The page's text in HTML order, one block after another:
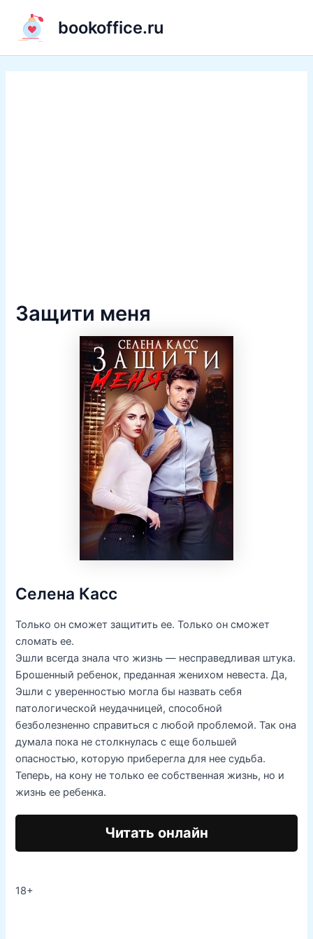
содержимому
bookoffice.ru
Защити меня
Селена Касс
Только он сможет защитить ее. Только он сможет
сломать ее.
Эшли всегда знала что жизнь — несправедливая штука.
Брошенный ребенок, преданная женихом невеста. Да,
Эшли с уверенностью могла бы назвать себя
патологической неудачницей, способной
безболезненно справиться с любой проблемой. Так она
думала пока не столкнулась с еще большей
опасностью, которую приберегла для нее судьба.
Теперь, на кону не только ее собственная жизнь, но и
жизнь ее ребенка.
Читать онлайн
18+